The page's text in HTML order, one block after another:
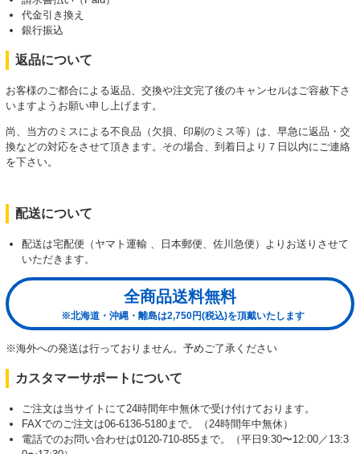
代金引き換え
銀行振込
返品について
お客様のご都合による返品、交換や注文完了後のキャンセルはご容赦下さ
いますようお願い申し上げます。
尚、当方のミスによる不良品（欠損、印刷のミス等）は、早急に返品・交
換などの対応をさせて頂きます。その場合、到着日より７日以内にご連絡
を下さい。
配送について
配送は宅配便（ヤマト運輸 、日本郵便、佐川急便）よりお送りさせて
いただきます。
全商品送料無料
※北海道・沖縄・離島は2,750円(税込)を頂戴いたします
※海外への発送は行っておりません。予めご了承ください
カスタマーサポートについて
ご注文は当サイトにて24時間年中無休で受け付けております。
FAXでのご注文は06-6136-5180まで。（24時間年中無休）
電話でのお問い合わせは0120-710-855まで。（平日9:30〜12:00／13:3